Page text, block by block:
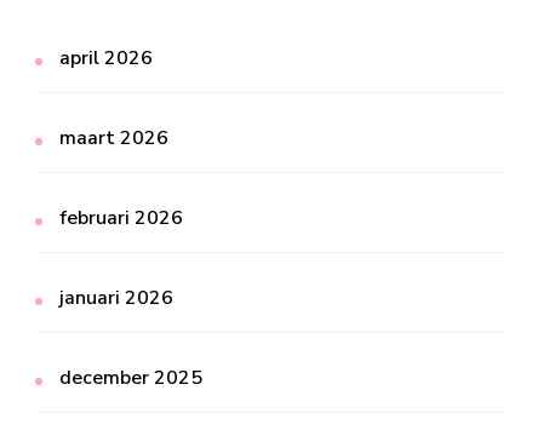
april 2026
maart 2026
februari 2026
januari 2026
december 2025